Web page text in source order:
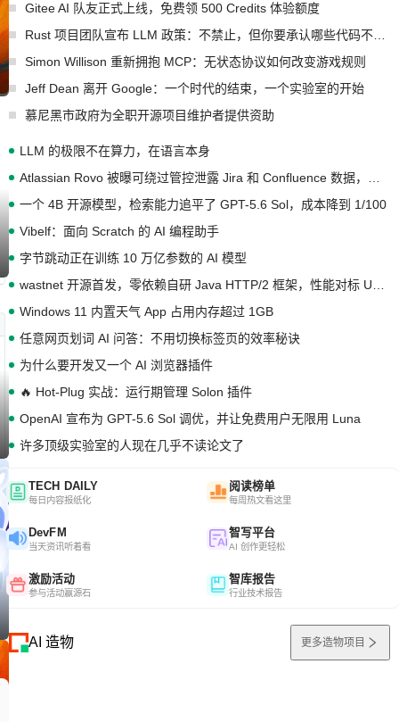
Gitee AI 队友正式上线，免费领 500 Credits 体验额度
Simon Willison 重新拥抱 MCP：无状态协议如何改变游戏规则
Jeff Dean 离开 Google：一个时代的结束，一个实验室的开始
慕尼黑市政府为全职开源项目维护者提供资助
LLM 的极限不在算力，在语言本身
一个 4B 开源模型，检索能力追平了 GPT-5.6 Sol，成本降到 1/100
Vibelf：面向 Scratch 的 AI 编程助手
字节跳动正在训练 10 万亿参数的 AI 模型
Windows 11 内置天气 App 占用内存超过 1GB
任意网页划词 AI 问答：不用切换标签页的效率秘诀
为什么要开发又一个 AI 浏览器插件
🔥 Hot-Plug 实战：运行期管理 Solon 插件
OpenAI 宣布为 GPT-5.6 Sol 调优，并让免费用户无限用 Luna
许多顶级实验室的人现在几乎不读论文了
TECH DAILY
每日内容报纸化
阅读榜单
每周热文看这里
DevFM
当天资讯听着看
智写平台
AI 创作更轻松
激励活动
参与活动赢源石
智库报告
行业技术报告
AI 造物 更多造物项目